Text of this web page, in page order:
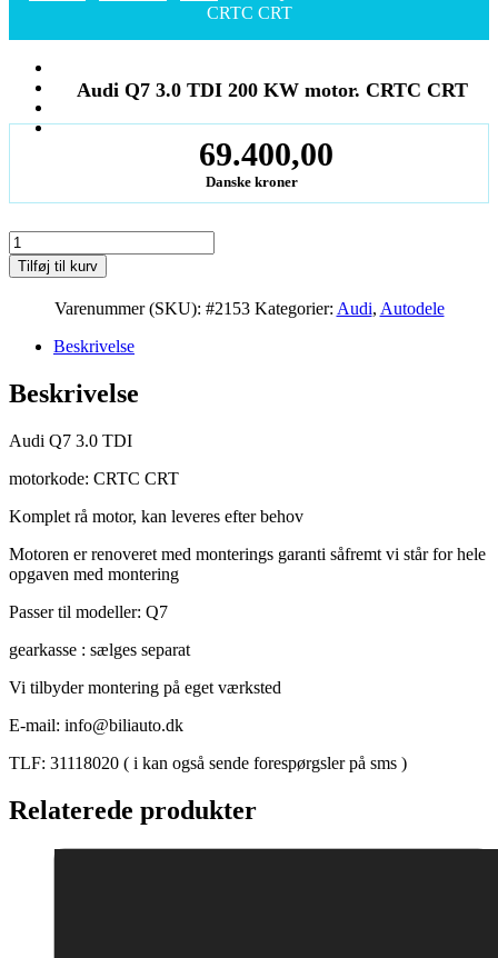
CRTC CRT
Audi Q7 3.0 TDI 200 KW motor. CRTC CRT
69.400,00
Danske kroner
Audi
Q7
3.0
CRTC
CRT
Tilføj til kurv
Varenummer (SKU): #2153 Kategorier: Audi, Autodele
Beskrivelse
Beskrivelse
Audi Q7 3.0 TDI
motorkode: CRTC CRT
Komplet rå motor, kan leveres efter behov
Motoren er renoveret med monterings garanti såfremt vi står for hele
opgaven med montering
Passer til modeller: Q7
gearkasse : sælges separat
Vi tilbyder montering på eget værksted
E-mail: info@biliauto.dk
TLF: 31118020 ( i kan også sende forespørgsler på sms )
Relaterede produkter